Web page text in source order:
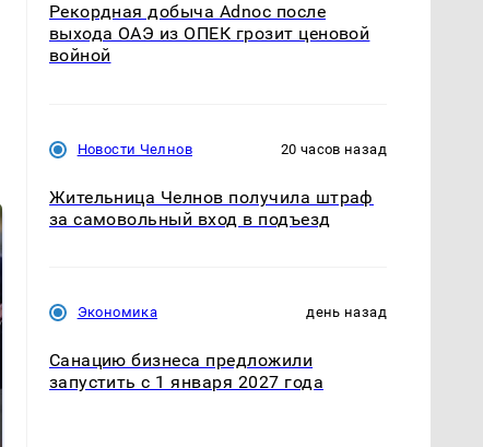
Рекордная добыча Adnoc после
выхода ОАЭ из ОПЕК грозит ценовой
войной
Новости Челнов 20 часов назад
Жительница Челнов получила штраф
за самовольный вход в подъезд
Экономика день назад
Санацию бизнеса предложили
запустить с 1 января 2027 года